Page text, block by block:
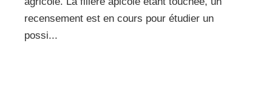
recensement est en cours pour étudier un
possi...